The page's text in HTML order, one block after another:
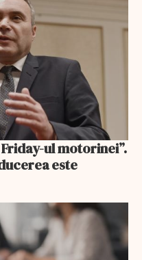
ul motorinei”.
este